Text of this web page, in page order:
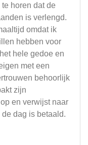
horen dat de
is verlengd.
omdat ik
hebben voor
hele gedoe en
met een
behoorlijk
zijn
en verwijst naar
dag is betaald.